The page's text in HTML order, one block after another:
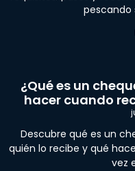
pescando
¿Qué es un
hacer cuando
Descubre qué es un
quién lo recibe y qué
vez